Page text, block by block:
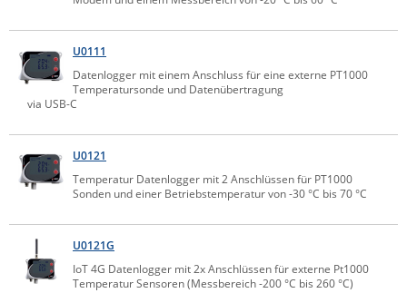
U0111
Datenlogger mit einem Anschluss für eine externe PT1000
Temperatursonde und Datenübertragung
via USB-C
U0121
Temperatur Datenlogger mit 2 Anschlüssen für PT1000
Sonden und einer Betriebstemperatur von -30 °C bis 70 °C
U0121G
IoT 4G Datenlogger mit 2x Anschlüssen für externe Pt1000
Temperatur Sensoren (Messbereich -200 °C bis 260 °C)